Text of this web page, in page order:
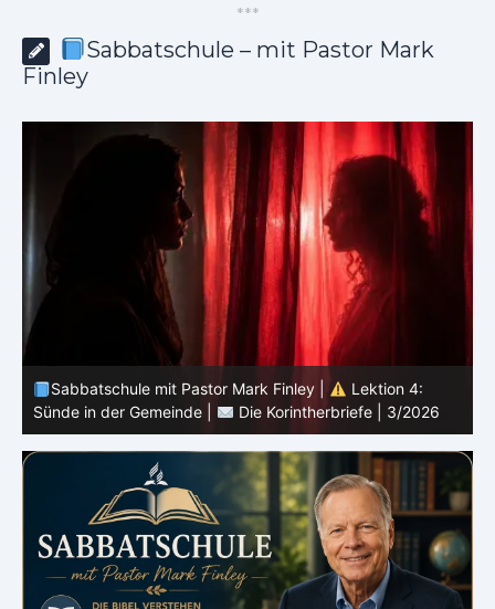
***
Sabbatschule – mit Pastor Mark
Finley
Sabbatschule mit Pastor Mark Finley |
Lektion 3:
Einheit in Christus |
Die Korintherbriefe | 3/2026